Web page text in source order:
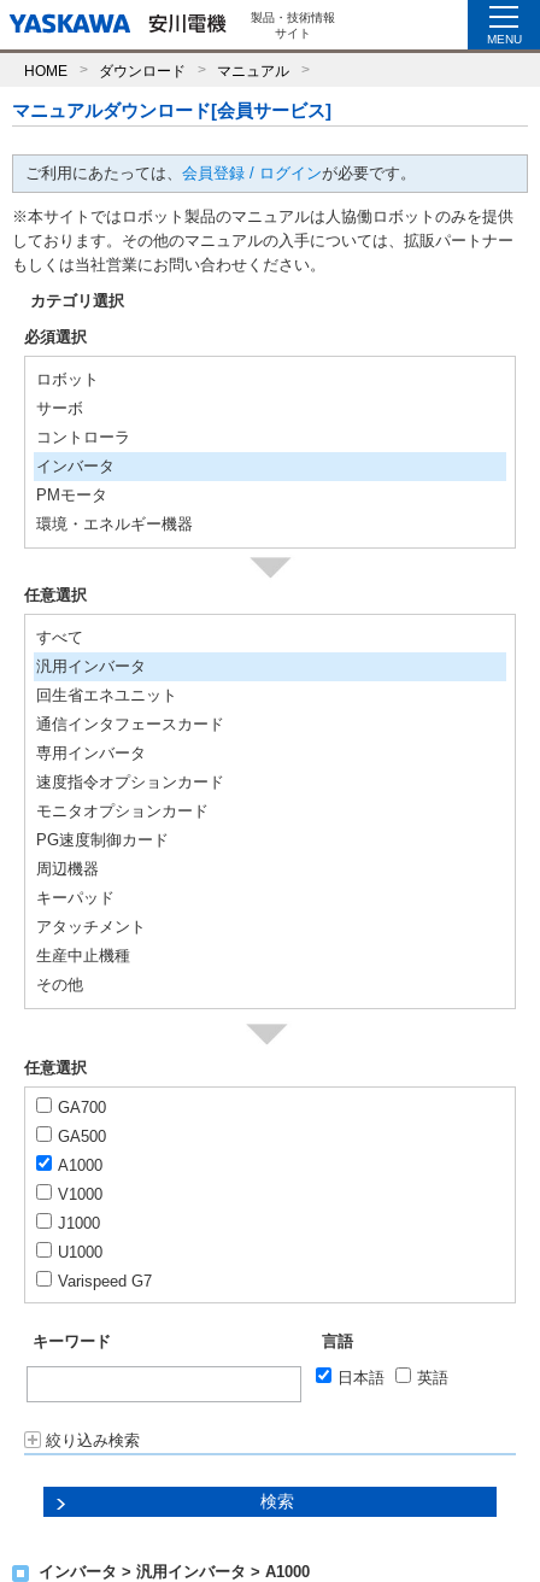
製品・技術情報
サイト
MENU
HOME ダウンロード マニュアル
マニュアルダウンロード[会員サービス]
ご利用にあたっては、 会員登録 / ログインが必要です。
※本サイトではロボット製品のマニュアルは人協働ロボットのみを提供
しております。その他のマニュアルの入手については、拡販パートナー
もしくは当社営業にお問い合わせください。
カテゴリ選択
必須選択
ロボット
サーボ
コントローラ
インバータ
PMモータ
環境・エネルギー機器
任意選択
すべて
汎用インバータ
回生省エネユニット
通信インタフェースカード
専用インバータ
速度指令オプションカード
モニタオプションカード
PG速度制御カード
周辺機器
キーパッド
アタッチメント
生産中止機種
その他
任意選択
GA700
GA500
A1000
V1000
J1000
U1000
Varispeed G7
キーワード
言語
日本語
英語
絞り込み検索
インバータ > 汎用インバータ > A1000